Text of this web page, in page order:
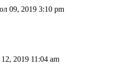
09, 2019 3:10 pm
2019 11:04 am